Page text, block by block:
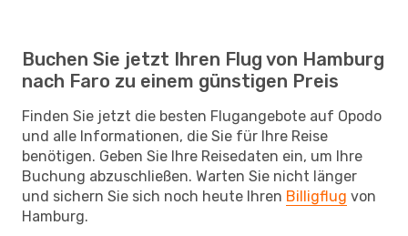
Buchen Sie jetzt Ihren Flug von Hamburg
nach Faro zu einem günstigen Preis
Finden Sie jetzt die besten Flugangebote auf Opodo
und alle Informationen, die Sie für Ihre Reise
benötigen. Geben Sie Ihre Reisedaten ein, um Ihre
Buchung abzuschließen. Warten Sie nicht länger
und sichern Sie sich noch heute Ihren Billigflug von
Hamburg.